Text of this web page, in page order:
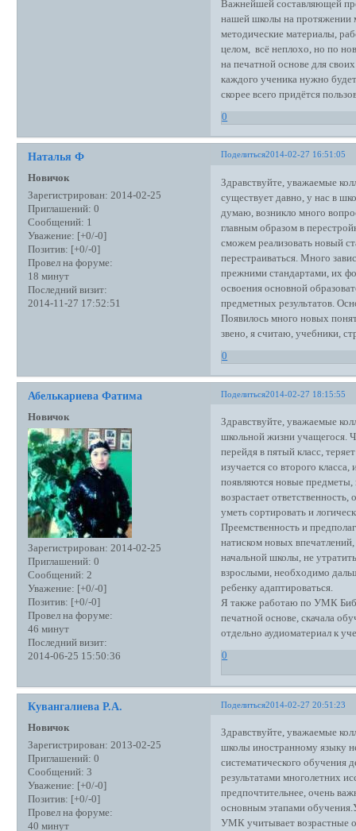
Важнейшей составляющей
нашей школы на протяжении
методические материалы,
целом, всё неплохо, но по
на печатной основе для
каждого ученика нужно
скорее всего придётся
0
Поделиться2014-02-27 16:51:05
Наталья Ф
Новичок
Зарегистрирован: 2014-02-25
Приглашений: 0
Сообщений: 1
Уважение: [+0/-0]
Позитив: [+0/-0]
Провел на форуме:
18 минут
Последний визит:
2014-11-27 17:52:51
Здравствуйте, уважаемые
существует давно, у нас в
думаю, возникло много
главным образом в
сможем реализовать новый
перестраиваться. Много
прежними стандартами, их
освоения основной
предметных результатов.
Появилось много новых
звено, я считаю, учебники,
0
Поделиться2014-02-27 18:15:55
Абелькариева Фатима
Новичок
Зарегистрирован: 2014-02-25
Приглашений: 0
Сообщений: 2
Уважение: [+0/-0]
Позитив: [+0/-0]
Провел на форуме:
46 минут
Последний визит:
2014-06-25 15:50:36
Здравствуйте, уважаемые
школьной жизни учащегося.
перейдя в пятый класс,
изучается со второго
появляются новые предметы,
возрастает
уметь сортировать и
Преемственность и
натиском новых
начальной школы, не
взрослыми, необходимо
ребенку адаптироваться.
Я также работаю по УМК
печатной основе, скачала
отдельно аудиоматериал к
0
Поделиться2014-02-27 20:51:23
Кувангалиева Р.А.
Новичок
Зарегистрирован: 2013-02-25
Приглашений: 0
Сообщений: 3
Уважение: [+0/-0]
Позитив: [+0/-0]
Провел на форуме:
40 минут
Здравствуйте, уважаемые
школы иностранному языку
систематического обучения
результатами многолетних
предпочтительнее, очень
основным этапами
УМК учитывает возрастные